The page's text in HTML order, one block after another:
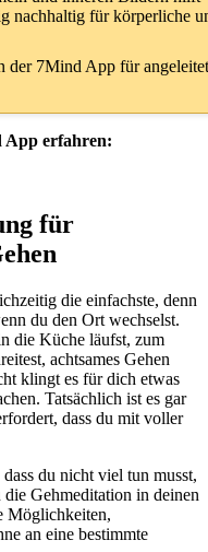
nachhaltig für körperliche
der 7Mind App für
App erfahren:
für
die einfachste, denn
du den Ort wechselst.
die Küche läufst, zum
achtsames Gehen
klingt es für dich etwas
Tatsächlich ist es gar
dass du mit voller
dass du nicht viel tun musst,
Gehmeditation in deinen
Möglichkeiten,
an eine bestimmte